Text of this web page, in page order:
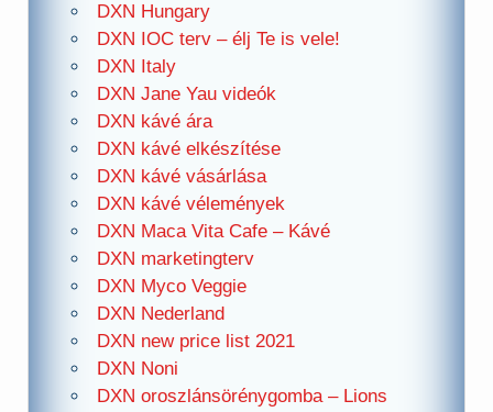
DXN Hungary
DXN IOC terv – élj Te is vele!
DXN Italy
DXN Jane Yau videók
DXN kávé ára
DXN kávé elkészítése
DXN kávé vásárlása
DXN kávé vélemények
DXN Maca Vita Cafe – Kávé
DXN marketingterv
DXN Myco Veggie
DXN Nederland
DXN new price list 2021
DXN Noni
DXN oroszlánsörénygomba – Lions